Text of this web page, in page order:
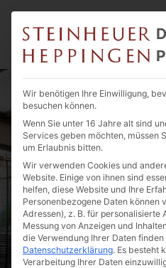
Wir benötigen Ihre Einwilligung,
besuchen können.
Wenn Sie unter 16 Jahre alt sind
Services geben möchten, müssen
um Erlaubnis bitten.
Wir verwenden Cookies und
Website. Einige von ihnen sind
helfen, diese Website und Ihre
Personenbezogene Daten können
Adressen), z. B. für personalisierte
Messung von Anzeigen und
die Verwendung Ihrer Daten finden
Datenschutzerklärung. Es besteht
Verarbeitung Ihrer Daten